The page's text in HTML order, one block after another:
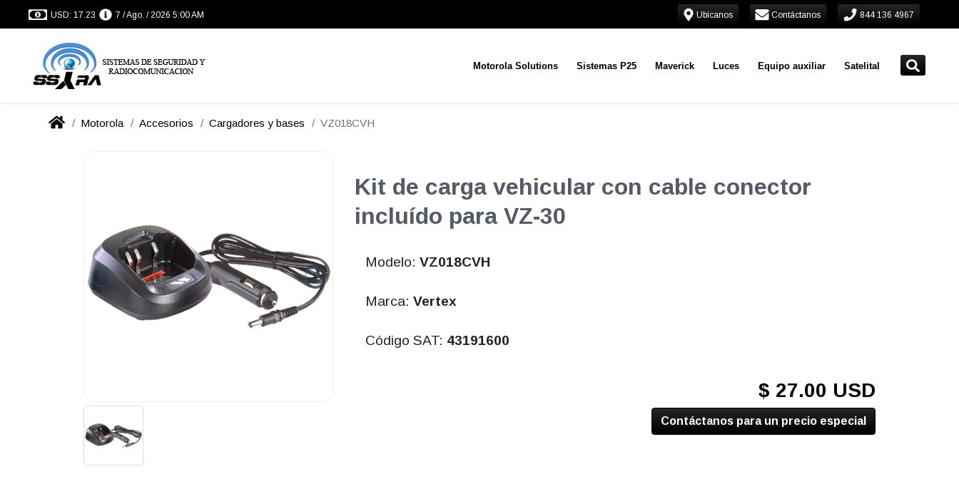
USD: 17.23 7 / Ago. / 2026 5:00 AM Ubícanos Contáctanos 844 136 4967
Motorola Solutions Sistemas P25 Maverick Luces Equipo auxiliar Satelital
Motorola Accesorios Cargadores y bases VZ018CVH
Kit de carga vehicular con cable conector
incluído para VZ-30
Modelo: VZ018CVH
Marca: Vertex
Código SAT: 43191600
$ 27.00 USD
Contáctanos para un precio especial